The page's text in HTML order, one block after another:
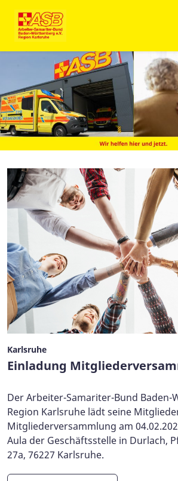
Karlsruhe
Einladung
Der Arbeiter-Samariter-Bund Baden-
Region Karlsruhe lädt seine
Mitgliederversammlung am
Aula der Geschäftsstelle in Durlach,
27a, 76227 Karlsruhe.